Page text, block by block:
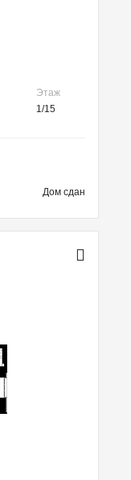
Этаж
1/15
Дом сдан